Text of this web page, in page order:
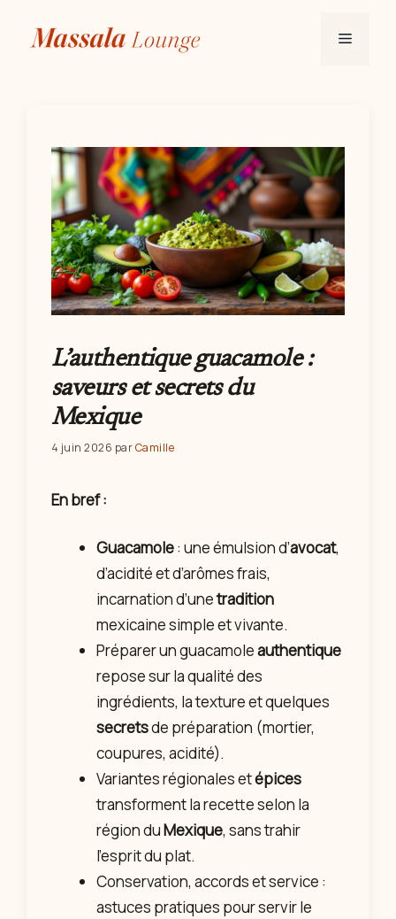
contenu
Menu
L’authentique guacamole :
saveurs et secrets du
Mexique
4 juin 2026 parCamille
En bref :
Guacamole: une émulsion d’avocat,
d’acidité et d’arômes frais,
incarnation d’unetradition
mexicaine simple et vivante.
Préparer un guacamoleauthentique
repose sur la qualité des
ingrédients, la texture et quelques
secretsde préparation (mortier,
coupures, acidité).
Variantes régionales etépices
transforment la recette selon la
région duMexique, sans trahir
l’esprit du plat.
Conservation, accords et service :
astuces pratiques pour servir le